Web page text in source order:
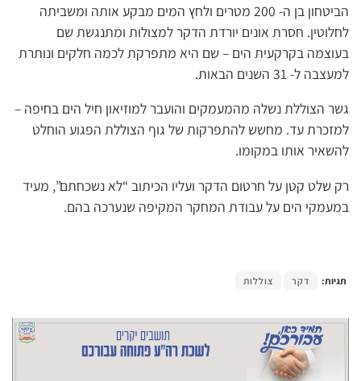
הביטחון בן ה- 200 מטרים ולחץ המים מבקע אותה ומשביתה
לחלוטין. חסרת אונים יורדת הדקר למצולות ומתנגשת שם
בעוצמה בקרקעית הים – שם היא מתפרקת לכמה חלקים ונותרת
למעצבה ל- 31 השנים הבאות.
גשר הצוללת נשלה מהמעמקים והועבר למוזיאון חיל הים בחיפה –
למזכרת עד. מחשש להתפרקות של גוף הצוללת הפגוע הוחלט
להשאיר אותו במקומו.
רק שלט קטן על חרטום הדקר ועליו הכיתוב “לא נשכחתם”, מעיד
במעמקי הים על עבודת המחקר המקיפה שנערכה בהם.
תגיות: דקר צוללות